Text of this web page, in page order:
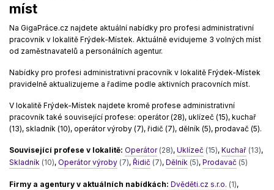
míst
Na GigaPráce.cz najdete aktuální nabídky pro profesi administrativní
pracovník v lokalitě Frýdek-Místek. Aktuálně evidujeme 3 volných míst
od zaměstnavatelů a personálních agentur.
Nabídky pro profesi administrativní pracovník v lokalitě Frýdek-Místek
pravidelně aktualizujeme a řadíme podle aktivních pracovních míst.
V lokalitě Frýdek-Místek najdete kromě profese administrativní
pracovník také související profese: operátor (28), uklízeč (15), kuchař
(13), skladník (10), operátor výroby (7), řidič (7), dělník (5), prodavač (5).
Související profese v lokalitě: Operátor (28), Uklízeč (15), Kuchař (13),
Skladník (10), Operátor výroby (7), Řidič (7), Dělník (5), Prodavač (5)
Firmy a agentury v aktuálních nabídkách: Dvěděti.cz s.r.o. (1),